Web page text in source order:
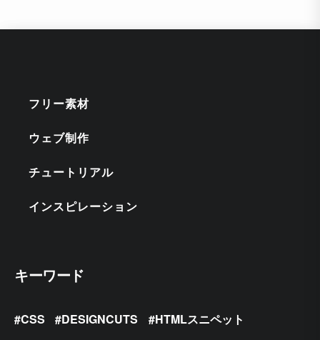
フリー素材
ウェブ制作
チュートリアル
インスピレーション
キーワード
CSS DESIGNCUTS
HTMLスニペット